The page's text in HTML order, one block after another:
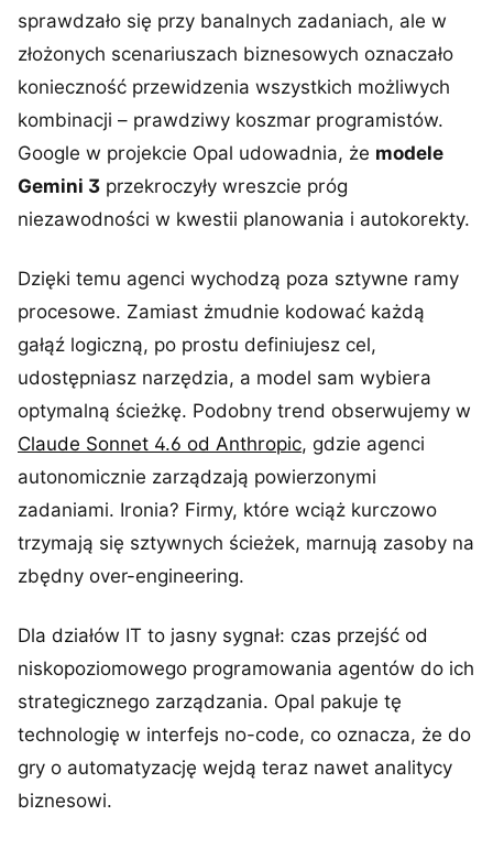
sprawdzało się przy banalnych zadaniach, ale w
złożonych scenariuszach biznesowych oznaczało
konieczność przewidzenia wszystkich możliwych
kombinacji – prawdziwy koszmar programistów.
Google w projekcie Opal udowadnia, że modele
Gemini 3 przekroczyły wreszcie próg
niezawodności w kwestii planowania i autokorekty.
Dzięki temu agenci wychodzą poza sztywne ramy
procesowe. Zamiast żmudnie kodować każdą
gałąź logiczną, po prostu definiujesz cel,
udostępniasz narzędzia, a model sam wybiera
optymalną ścieżkę. Podobny trend obserwujemy w
Claude Sonnet 4.6 od Anthropic, gdzie agenci
autonomicznie zarządzają powierzonymi
zadaniami. Ironia? Firmy, które wciąż kurczowo
trzymają się sztywnych ścieżek, marnują zasoby na
zbędny over-engineering.
Dla działów IT to jasny sygnał: czas przejść od
niskopoziomowego programowania agentów do ich
strategicznego zarządzania. Opal pakuje tę
technologię w interfejs no-code, co oznacza, że do
gry o automatyzację wejdą teraz nawet analitycy
biznesowi.